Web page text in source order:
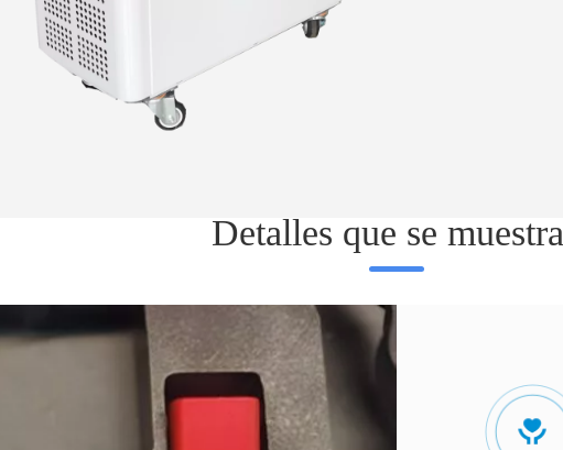
Detalles que se